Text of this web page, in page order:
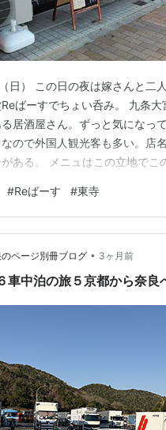
日） この日の夜は嫁さんと二
ばーすでちょい呑み。 九条大
居酒屋さん。ずっと気になっ
ので外国人観光客も多い。店
ある。 メニュはこの立地でこ
の煮つけ520円から。 ネギ塩
ったりでビールがすすむ。 な
おかわり。 近江牛スジ煮込み
値段の割にはいまひとつの味
クニッカハイボール550円にチェ
#Reばーす #東寺
ページ別冊ブログ • 3ヶ月前
車中泊の旅５京都から奈良